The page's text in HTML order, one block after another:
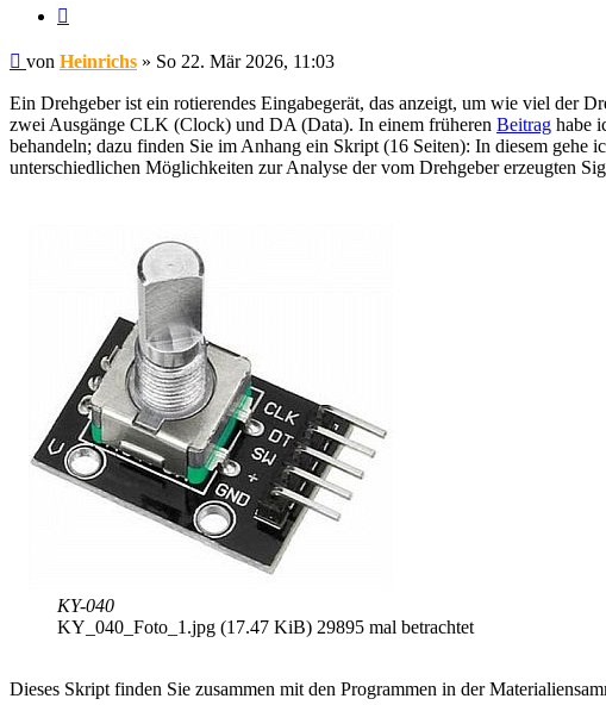
Beitrag
von Heinrichs » So 22. Mär 2026, 11:03
Ein Drehgeber ist ein rotierendes Eingabegerät, das anzeigt, um wie viel der
zwei Ausgänge CLK (Clock) und DA (Data). In einem früheren Beitrag habe
behandeln; dazu finden Sie im Anhang ein Skript (16 Seiten): In diesem
unterschiedlichen Möglichkeiten zur Analyse der vom Drehgeber erzeugten
KY-040
KY_040_Foto_1.jpg (17.47 KiB) 29895 mal betrachtet
Dieses Skript finden Sie zusammen mit den Programmen in der